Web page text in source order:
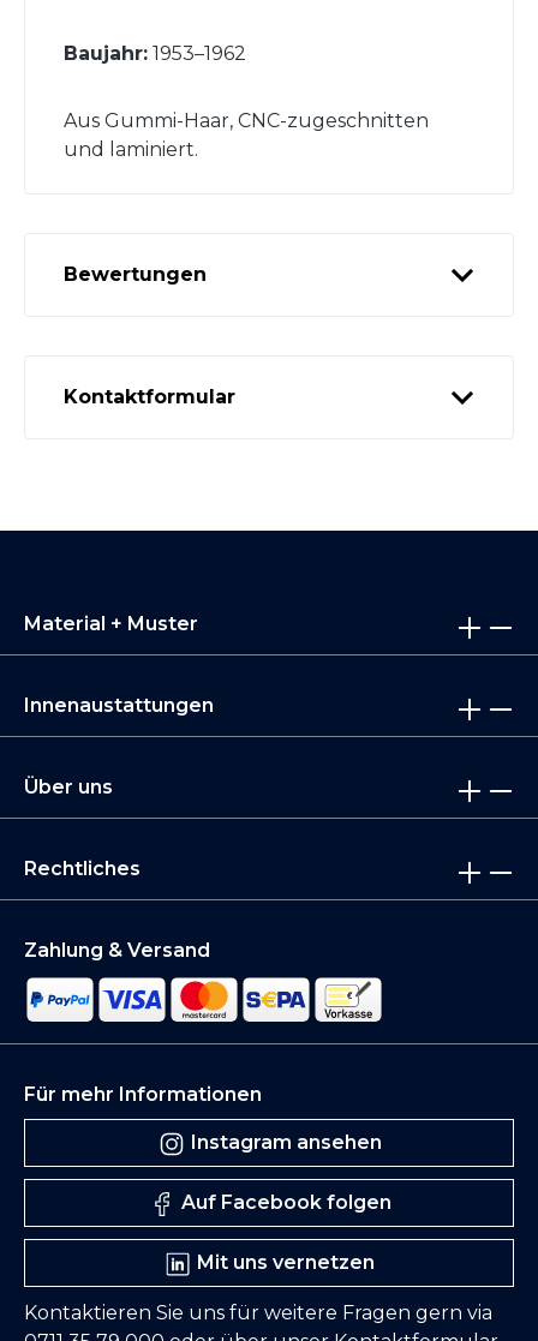
Baujahr: 1953–1962
Aus Gummi-Haar, CNC-zugeschnitten
und laminiert.
Bewertungen
Kontaktformular
Material + Muster
Innenaustattungen
Über uns
Rechtliches
Zahlung & Versand
Für mehr Informationen
Instagram ansehen
Auf Facebook folgen
Mit uns vernetzen
Kontaktieren Sie uns für weitere Fragen gern via